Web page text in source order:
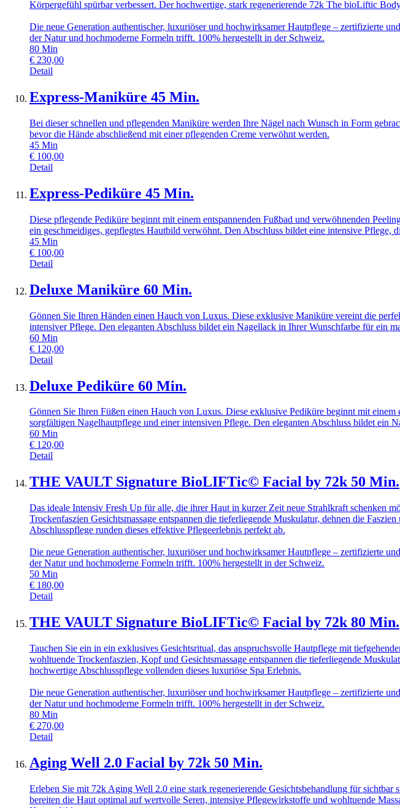
Körpergefühl spürbar verbessert. Der hochwertige, stark regenerierende 72k The bioLiftic
Die neue Generation authentischer, luxuriöser und hochwirksamer Hautpflege – zertifizierte
der Natur und hochmoderne Formeln trifft. 100% hergestellt in der Schweiz.
80 Min
€ 230,00
Detail
Express-Maniküre 45 Min.
Bei dieser schnellen und pflegenden Maniküre werden Ihre Nägel nach Wunsch in Form
bevor die Hände abschließend mit einer pflegenden Creme verwöhnt werden.
45 Min
€ 100,00
Detail
Express-Pediküre 45 Min.
Diese pflegende Pediküre beginnt mit einem entspannenden Fußbad und verwöhnenden
ein geschmeidiges, gepflegtes Hautbild verwöhnt. Den Abschluss bildet eine intensive Pflege,
45 Min
€ 100,00
Detail
Deluxe Maniküre 60 Min.
Gönnen Sie Ihren Händen einen Hauch von Luxus. Diese exklusive Maniküre vereint die
intensiver Pflege. Den eleganten Abschluss bildet ein Nagellack in Ihrer Wunschfarbe für ein
60 Min
€ 120,00
Detail
Deluxe Pediküre 60 Min.
Gönnen Sie Ihren Füßen einen Hauch von Luxus. Diese exklusive Pediküre beginnt mit
sorgfältigen Nagelhautpflege und einer intensiven Pflege. Den eleganten Abschluss bildet ein
60 Min
€ 120,00
Detail
THE VAULT Signature BioLIFTic© Facial by 72k 50 Min.
Das ideale Intensiv Fresh Up für alle, die ihrer Haut in kurzer Zeit neue Strahlkraft schenken
Trockenfaszien Gesichtsmassage entspannen die tieferliegende Muskulatur, dehnen die
Abschlusspflege runden dieses effektive Pflegeerlebnis perfekt ab.
Die neue Generation authentischer, luxuriöser und hochwirksamer Hautpflege – zertifizierte
der Natur und hochmoderne Formeln trifft. 100% hergestellt in der Schweiz.
50 Min
€ 180,00
Detail
THE VAULT Signature BioLIFTic© Facial by 72k 80 Min.
Tauchen Sie ein in ein exklusives Gesichtsritual, das anspruchsvolle Hautpflege mit
wohltuende Trockenfaszien, Kopf und Gesichtsmassage entspannen die tieferliegende
hochwertige Abschlusspflege vollenden dieses luxuriöse Spa Erlebnis.
Die neue Generation authentischer, luxuriöser und hochwirksamer Hautpflege – zertifizierte
der Natur und hochmoderne Formeln trifft. 100% hergestellt in der Schweiz.
80 Min
€ 270,00
Detail
Aging Well 2.0 Facial by 72k 50 Min.
Erleben Sie mit 72k Aging Well 2.0 eine stark regenerierende Gesichtsbehandlung für
bereiten die Haut optimal auf wertvolle Seren, intensive Pflegewirkstoffe und wohltuende